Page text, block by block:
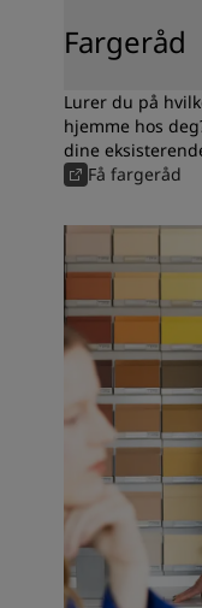
Fargeråd
Lurer du på
hjemme hos
dine
våreFå fargeråd